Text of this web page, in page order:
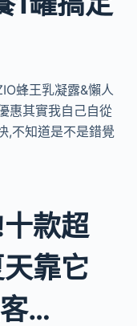
蜂王乳凝露&懶人
惠其實我自己自從
,不知道是不是錯覺
十款超
靠它
…